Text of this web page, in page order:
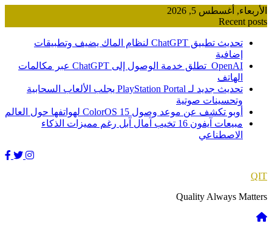
Skip
to
الأربعاء, أغسطس 5, 2026
Recent posts
تحديث تطبيق ChatGPT لنظام الماك يضيف وتطبيقات
إضافية
OpenAI تطلق خدمة الوصول إلى ChatGPT عبر مكالمات
الهاتف
تحديث جديد لـ PlayStation Portal يجلب الألعاب السحابية
وتحسينات صوتية
أوبو تكشف عن موعد وصول ColorOS 15 لهواتفها حول العالم
مبيعات آيفون 16 تخيب آمال آبل رغم مميزات الذكاء
الاصطناعي
QIT
Quality Always Matters